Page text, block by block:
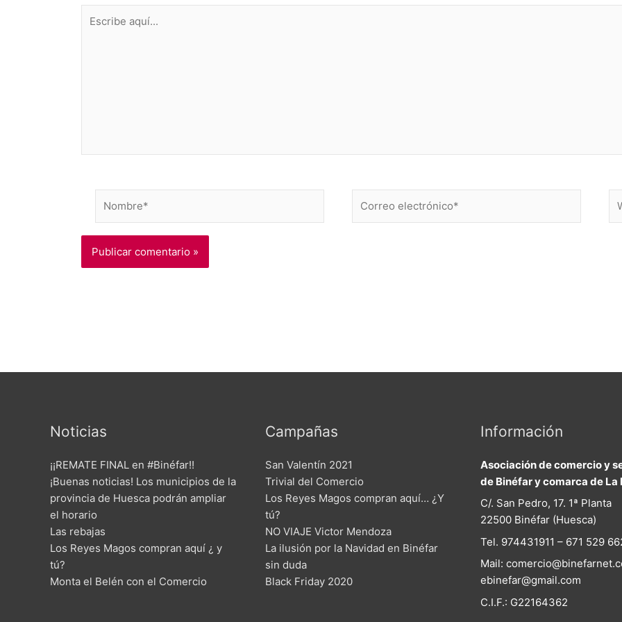
aquí...
electrónico*
Noticias
¡¡REMATE FINAL en #Binéfar!!
¡Buenas noticias! Los municipios de la
provincia de Huesca podrán ampliar
el horario
Las rebajas
Los Reyes Magos compran aquí ¿ y
tú?
Monta el Belén con el Comercio
Campañas
San Valentín 2021
Trivial del Comercio
Los Reyes Magos compran aquí… ¿Y
tú?
NO VIAJE Victor Mendoza
La ilusión por la Navidad en Binéfar
sin duda
Black Friday 2020
Información
Asociación de comercio y
de Binéfar y comarca de La
C/. San Pedro, 17. 1ª Planta
22500 Binéfar (Huesca)
Tel. 974431911 – 671 529
Mail:
ebinefar@gmail.com
C.I.F.: G22164362